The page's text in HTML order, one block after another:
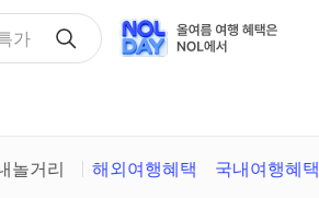
놀거리 해외여행혜택 국내여행혜택